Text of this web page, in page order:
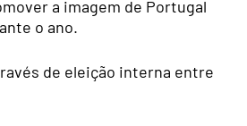
a imagem de Portugal
o ano.
de eleição interna entre